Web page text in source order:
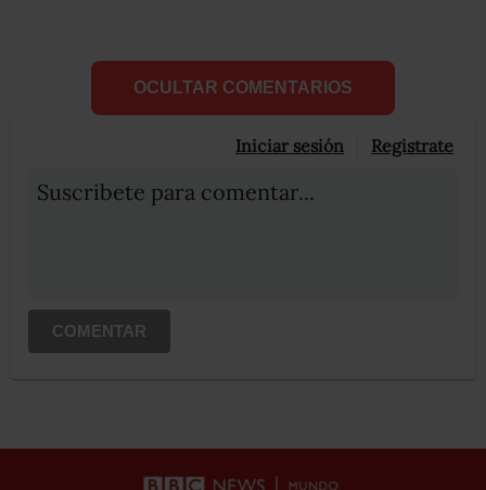
OCULTAR COMENTARIOS
Iniciar sesión Registrate
Suscribete para comentar...
COMENTAR